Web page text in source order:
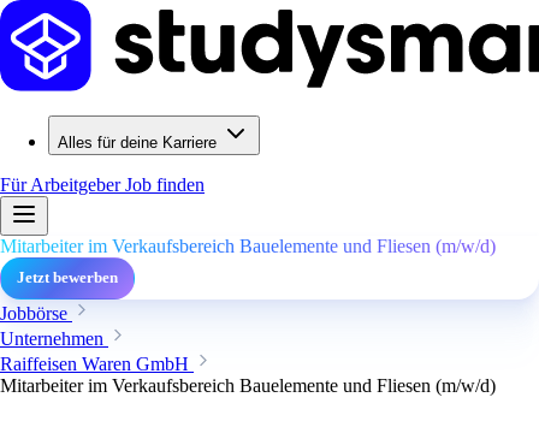
Alles für deine Karriere
Für ArbeitgeberJob finden
Mitarbeiter im Verkaufsbereich Bauelemente und Fliesen (m/w/d)
Jetzt bewerben
Jobbörse
Unternehmen
Raiffeisen Waren GmbH
Mitarbeiter im Verkaufsbereich Bauelemente und Fliesen (m/w/d)